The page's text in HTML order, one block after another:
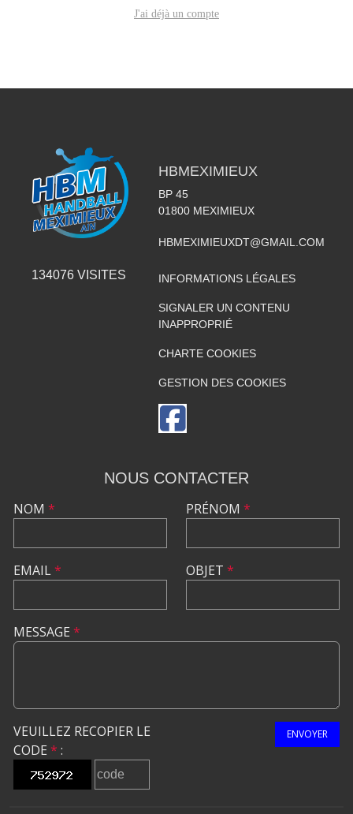
J'ai déjà un compte
134076 VISITES
HBMEXIMIEUX
BP 45
01800 MEXIMIEUX
HBMEXIMIEUXDT@GMAIL.COM
INFORMATIONS LÉGALES
SIGNALER UN CONTENU
INAPPROPRIÉ
CHARTE COOKIES
GESTION DES COOKIES
NOUS CONTACTER
NOM *
EMAIL*
PRÉNOM *
OBJET *
MESSAGE *
VEUILLEZ RECOPIER LE
CODE * :
ENVOYER